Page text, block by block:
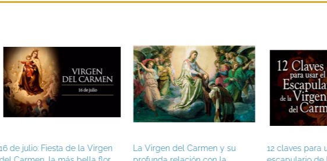
La Virgen del Carmen y su
12 claves para usar el
¿Por qué que